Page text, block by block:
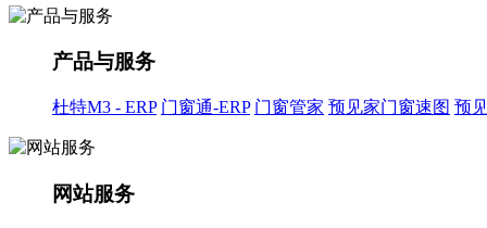
产品与服务
杜特M3 - ERP 门窗通-ERP 门窗管家 预见家门窗速图 预
网站服务